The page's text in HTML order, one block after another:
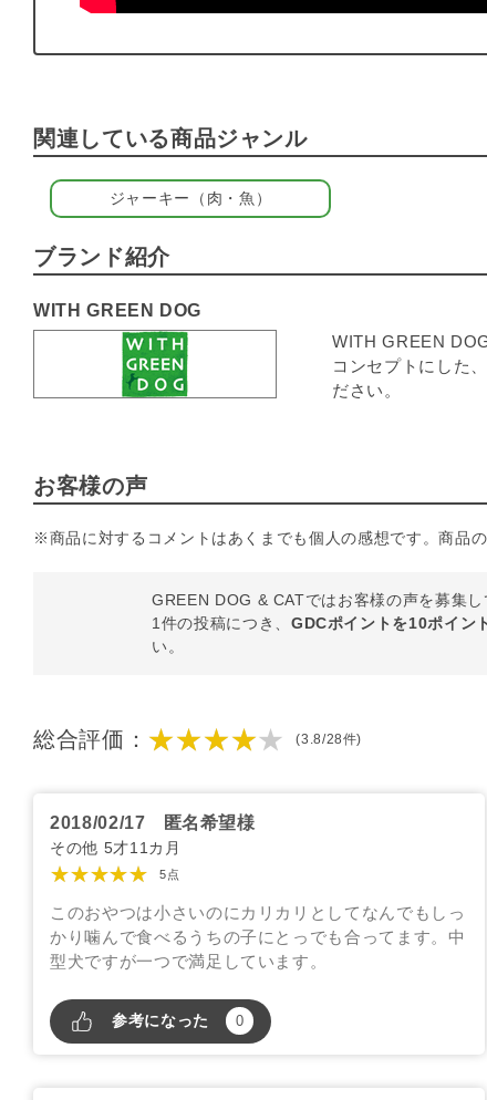
関連している商品ジャンル
ジャーキー（肉・魚）
ブランド紹介
WITH GREEN DOG
WITH GREEN
コンセプトにした
ださい。
お客様の声
※商品に対するコメントはあくまでも個人の感想です。商品
GREEN DOG & CATではお客様の声を募集し
1件の投稿につき、 GDCポイントを10ポイン
い。
総合評価： ★★★★★ (3.8/28件)
2018/02/17 匿名希望様
その他 5才11カ月
★★★★★ 5点
このおやつは小さいのにカリカリとしてなんでもしっ
かり噛んで食べるうちの子にとっでも合ってます。中
型犬ですが一つで満足しています。
参考になった 0